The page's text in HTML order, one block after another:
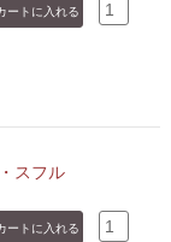
スフル